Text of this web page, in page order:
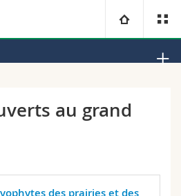
Jardin botanique
au grand
des prairies et des